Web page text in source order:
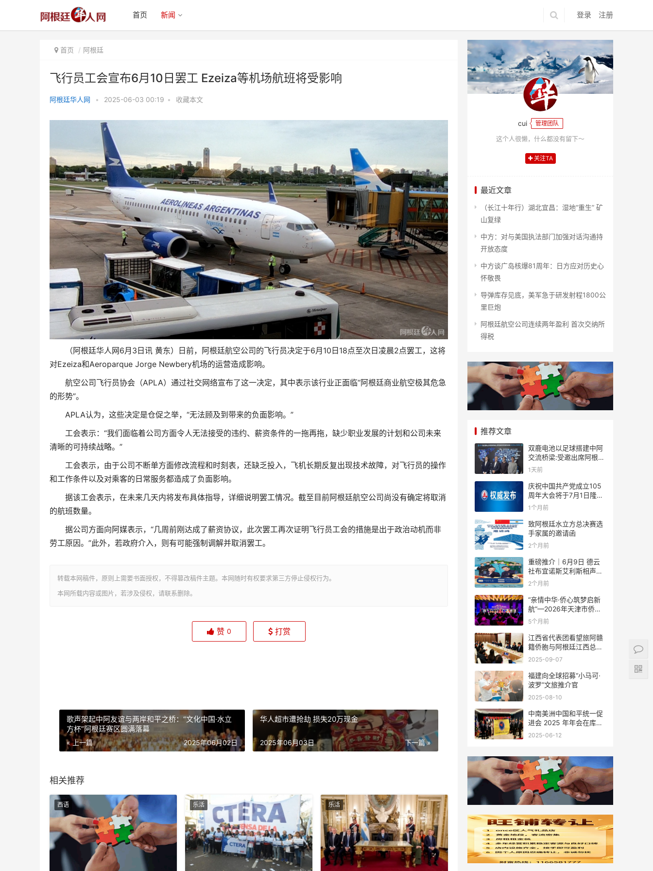
登录 注册
首页 新闻
首页 阿根廷
飞行员工会宣布6月10日罢工 Ezeiza等机场航班将受影响
阿根廷华人网 • 2025-06-03 00:19 • 收藏本文
（阿根廷华人网6月3日讯 黄东）日前，阿根廷航空公司的飞行员决定于6月10日18点至次日凌晨2点罢工，这将
对Ezeiza和Aeroparque Jorge Newbery机场的运营造成影响。
航空公司飞行员协会（APLA）通过社交网络宣布了这一决定，其中表示该行业正面临“阿根廷商业航空极其危急
的形势”。
APLA认为，这些决定是仓促之举，“无法顾及到带来的负面影响。”
工会表示：“我们面临着公司方面令人无法接受的违约、薪资条件的一拖再拖，缺少职业发展的计划和公司未来
清晰的可持续战略。”
工会表示，由于公司不断单方面修改流程和时刻表，还缺乏投入，飞机长期反复出现技术故障，对飞行员的操作
和工作条件以及对乘客的日常服务都造成了负面影响。
据该工会表示，在未来几天内将发布具体指导，详细说明罢工情况。截至目前阿根廷航空公司尚没有确定将取消
的航班数量。
据公司方面向阿媒表示，“几周前刚达成了薪资协议，此次罢工再次证明飞行员工会的措施是出于政治动机而非
劳工原因。”此外，若政府介入，则有可能强制调解并取消罢工。
转载本网稿件，原则上需要书面授权，不得篡改稿件主题。本网随时有权要求第三方停止侵权行为。
本网所载内容或图片，若涉及侵权，请联系删除。
赞 0 打赏
歌声架起中阿友谊与两岸和平之桥：“文化中国·水立
方杯”阿根廷赛区圆满落幕
« 上一篇 2025年06月02日
华人超市遭抢劫 损失20万现金
下一篇 »
2025年06月03日
相关推荐
西语 乐活 乐活
cui 管理团队
这个人很懒，什么都没有留下～
关注TA
最近文章
（长江十年行）湖北宜昌：湿地“重生” 矿
山复绿
中方：对与美国执法部门加强对话沟通持
开放态度
中方谈广岛核爆81周年：日方应对历史心
怀敬畏
导弹库存见底，美军急于研发射程1800公
里巨炮
阿根廷航空公司连续两年盈利 首次交纳所
得税
推荐文章
双鹿电池以足球搭建中阿
交流桥梁:受邀出席阿根廷
足协赞助商招待会！
1天前
庆祝中国共产党成立105
周年大会将于7月1日隆重
举行
1个月前
致阿根廷水立方总决赛选
手家属的邀请函
2个月前
重磅推介｜6月9日 德云
社布宜诺斯艾利斯相声专
场！国风曲艺邂逅南美风
结！
2个月前
“亲情中华·侨心筑梦启新
航”—2026年天津市侨界
新春联谊活动成功举办
5个月前
江西省代表团看望旅阿赣
籍侨胞与阿根廷江西总商
会座谈
2025-09-07
福建向全球招募“小马可·
波罗”文旅推介官
2025-08-10
中南美洲中国和平统一促
进会 2025 年年会在库拉
索圆满举行，共绘反“独”
2025-06-12